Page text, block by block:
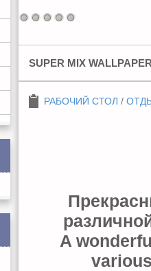
SUPER MIX
РАБОЧИЙ СТОЛ /
A